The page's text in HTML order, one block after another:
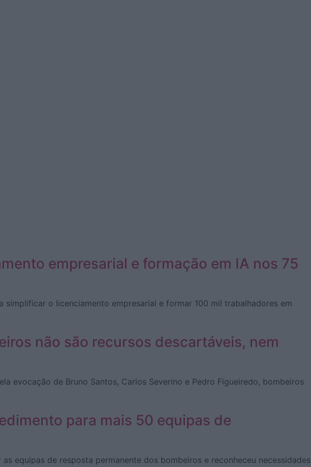
empresarial e formação em IA nos 75
simplificar o licenciamento empresarial e formar 100 mil trabalhadores em
não são recursos descartáveis, nem
evocação de Bruno Santos, Carlos Severino e Pedro Figueiredo, bombeiros
para mais 50 equipas de
equipas de resposta permanente dos bombeiros e reconheceu necessidades